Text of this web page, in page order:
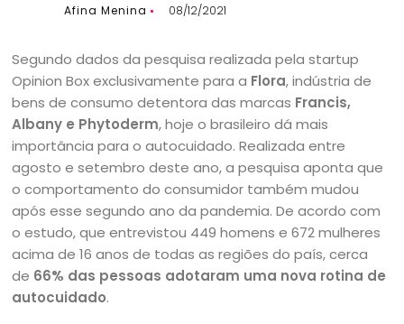
Afina Menina 08/12/2021
Segundo dados da pesquisa realizada pela startup
Opinion Box exclusivamente para a Flora, indústria de
bens de consumo detentora das marcas Francis,
Albany e Phytoderm, hoje o brasileiro dá mais
importância para o autocuidado. Realizada entre
agosto e setembro deste ano, a pesquisa aponta que
o comportamento do consumidor também mudou
após esse segundo ano da pandemia. De acordo com
o estudo, que entrevistou 449 homens e 672 mulheres
acima de 16 anos de todas as regiões do país, cerca
de 66% das pessoas adotaram uma nova rotina de
autocuidado.